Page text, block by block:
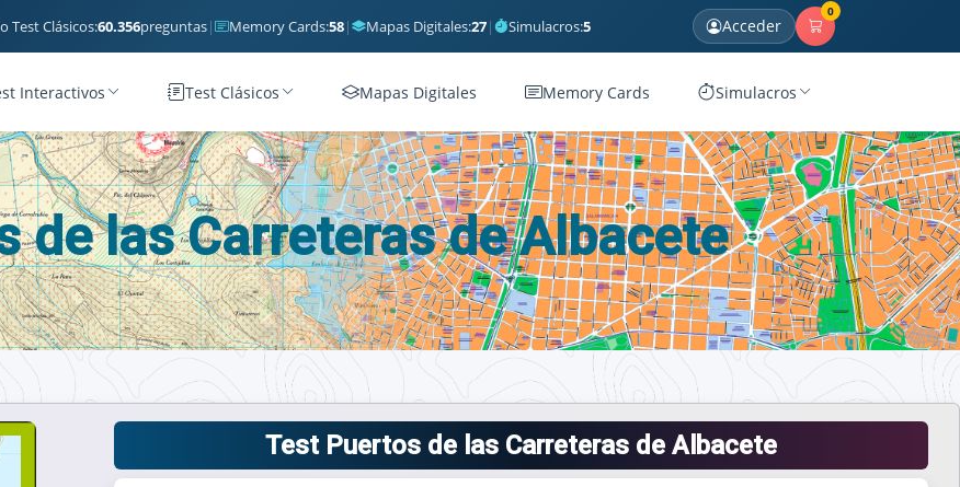
Test Clásicos:60.356preguntas| Memory Cards:58| Mapas Digitales:27| Simulacros:5 Acceder
0
Interactivos Test Clásicos Mapas Digitales Memory Cards Simulacros
de las Carreteras de Albacete
Test Puertos de las Carreteras de Albacete